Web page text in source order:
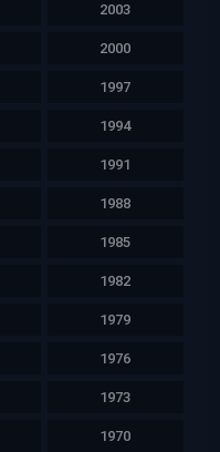
2003
2000
1997
1994
1991
1988
1985
1982
1979
1976
1973
1970